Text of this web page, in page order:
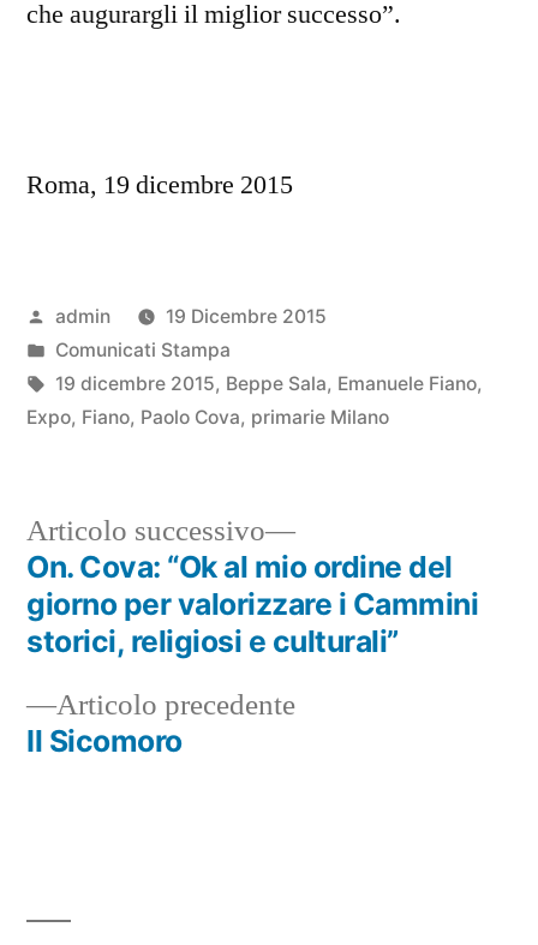
che augurargli il miglior successo”.
Roma, 19 dicembre 2015
Pubblicato
da
admin
19 Dicembre 2015
Pubblicato
in
Comunicati Stampa
Tag:
19 dicembre 2015, Beppe Sala, Emanuele Fiano,
Expo, Fiano, Paolo Cova, primarie Milano
Navigazione
articoli
Articolo precedenteArticolo
Il Sicomoro
Articolo successivo
Articolo
successivo:
On. Cova: “Ok al mio ordine del
giorno per valorizzare i Cammini
storici, religiosi e culturali”